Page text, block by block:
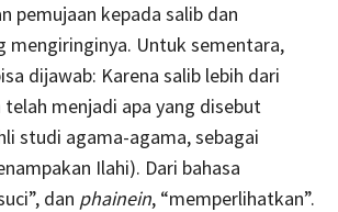
pemujaan kepada salib dan
mengiringinya. Untuk sementara,
dijawab: Karena salib lebih dari
telah menjadi apa yang disebut
studi agama-agama, sebagai
Ilahi). Dari bahasa
dan phainein, “memperlihatkan”.